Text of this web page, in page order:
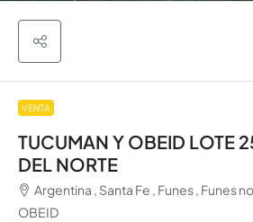
VENTA
TUCUMAN Y OBEID LOTE
DEL NORTE
Argentina , Santa Fe , Funes , Funes
OBEID